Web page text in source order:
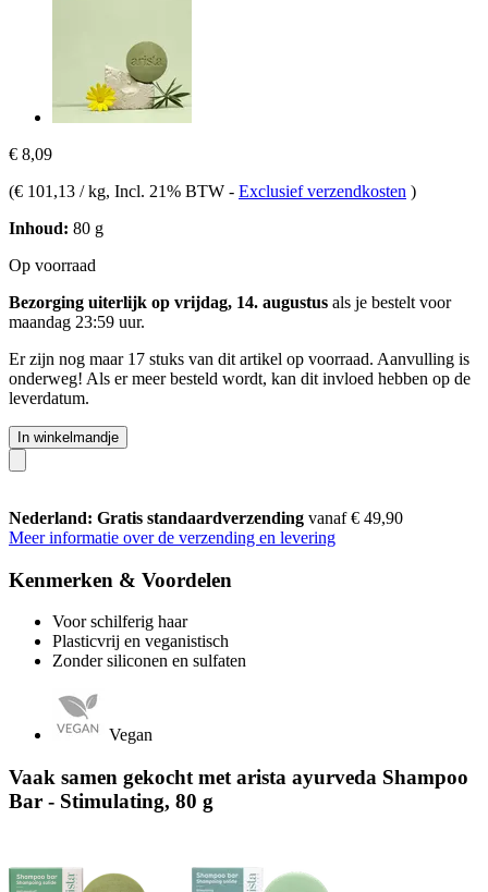
€ 8,09
(€ 101,13 / kg, Incl. 21% BTW - Exclusief verzendkosten )
Inhoud: 80 g
Op voorraad
Bezorging uiterlijk op vrijdag, 14. augustus als je bestelt voor
maandag 23:59 uur.
Er zijn nog maar 17 stuks van dit artikel op voorraad. Aanvulling is
onderweg! Als er meer besteld wordt, kan dit invloed hebben op de
leverdatum.
In winkelmandje
Nederland: Gratis standaardverzending vanaf € 49,90
Meer informatie over de verzending en levering
Kenmerken & Voordelen
Voor schilferig haar
Plasticvrij en veganistisch
Zonder siliconen en sulfaten
Vegan
Vaak samen gekocht met arista ayurveda Shampoo
Bar - Stimulating, 80 g